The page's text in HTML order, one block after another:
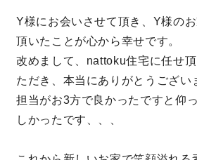
Y様にお会いさせて頂き、Y様の
頂いたことが心から幸せです。
改めまして、nattoku住宅に任せ
ただき、本当にありがとうござい
担当がお3方で良かったですと仰
しかったです、、、